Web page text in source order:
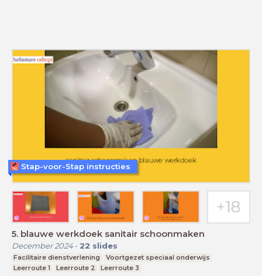
5. blauwe werkdoek sanitair schoonmaken
December 2024- 22 slides
Facilitaire dienstverlening
Voortgezet speciaal onderwijs
Leerroute 1
Leerroute 2 Leerroute 3
Stap-voor-Stap instructies